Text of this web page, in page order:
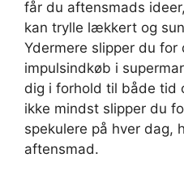
får du aftensmads
kan trylle lækkert og
Ydermere slipper du for
impulsindkøb i
dig i forhold til både tid
ikke mindst slipper du
spekulere på hver dag,
aftensmad.